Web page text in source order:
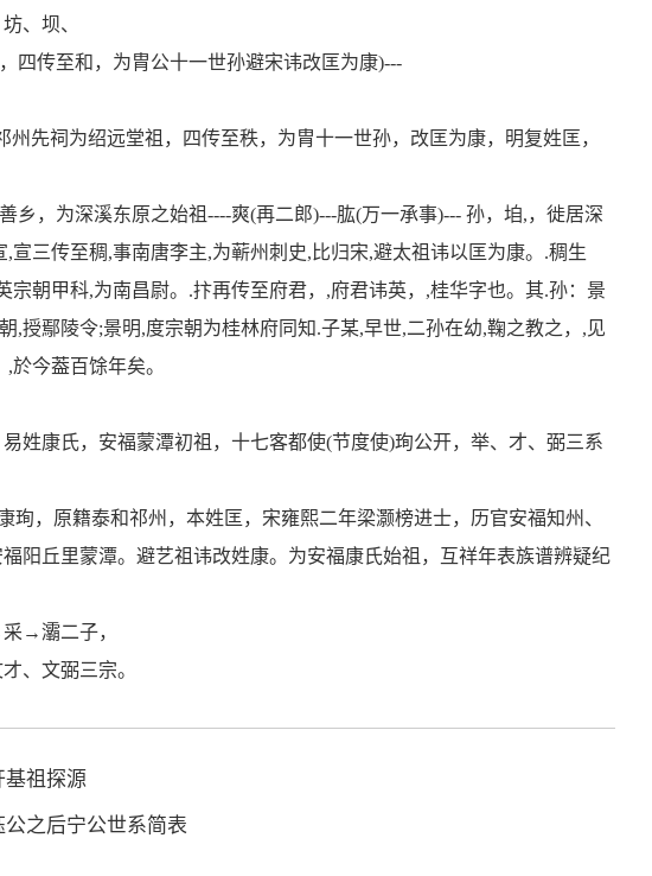
、坝、
四传至和，为胄公十一世孙避宋讳改匡为康)---
州先祠为绍远堂祖，四传至秩，为胄十一世孙，改匡为康，明复姓匡，
乡，为深溪东原之始祖----爽(再二郎)---肱(万一承事)--- 孙，垍,，徙居深
,宣三传至稠,事南唐李主,为蕲州刺史, 比归宋,避太祖讳以匡为康。 .稠生
宗朝甲科,为南昌尉。 .抃再传至府君， ,府君讳英， ,桂华字也。其.孙：景
,授鄢陵令;景明,度宗朝为桂林府同知.子某,早世,二孙在幼,鞠之教之， ,见
,於今葢百馀年矣。
姓康氏，安福蒙潭初祖，十七客都使(节度使)珣公开，举、才、弼三系
珣，原籍泰和祁州，本姓匡，宋雍熙二年梁灏榜进士，历官安福知州、
阳丘里蒙潭。避艺祖讳改姓康。为安福康氏始祖，互祥年表族谱辨疑纪
→灞二子，
、文弼三宗。
基祖探源
之后宁公世系简表